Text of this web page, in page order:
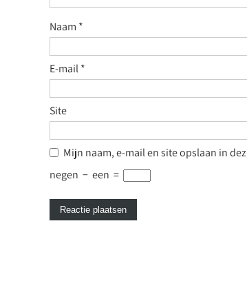
Naam *
E-mail*
Site
Mijn naam, e-mail en site opslaan in
negen − een =